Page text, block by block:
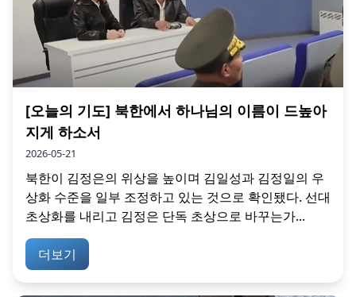
[오늘의 기도] 북한에서 하나님의 이름이 드높아
지게 하소서
2026-05-21
북한이 김정은의 위상을 높이며 김일성과 김정일의 우
상화 수준을 일부 조정하고 있는 것으로 확인됐다. 선대
초상화를 내리고 김정은 단독 초상으로 바꾸는가...
더보기